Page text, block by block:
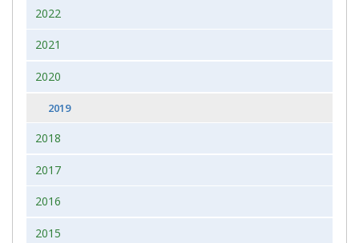
2022
2021
2020
2019
2018
2017
2016
2015